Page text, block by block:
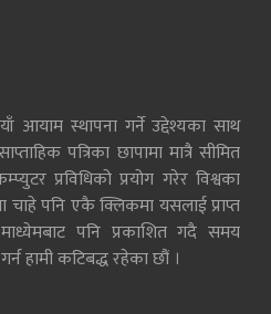
आयाम स्थापना गर्ने उद्देश्यका साथ
पत्रिका छापामा मात्रै सीमित
प्रविधिको प्रयोग गरेर विश्वका
पनि एकै क्लिकमा यसलाई प्राप्त
पनि प्रकाशित गदै समय
हामी कटिबद्ध रहेका छौं ।